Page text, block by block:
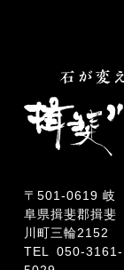
〒501-0619 岐
阜県揖斐郡揖斐
川町三輪2152
TEL 050-3161-